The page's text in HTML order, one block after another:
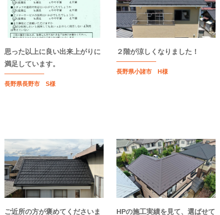
思った以上に良い出来上がりに
満足しています。
長野県長野市 S様
２階が涼しくなりました！
長野県小諸市 H様
ご近所の方が褒めてくださいま
HPの施工実績を見て、選ばせて